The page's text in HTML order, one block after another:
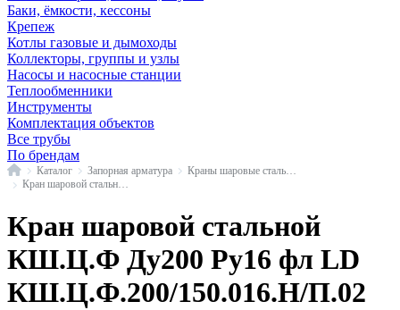
Баки, ёмкости, кессоны
Крепеж
Котлы газовые и дымоходы
Коллекторы, группы и узлы
Насосы и насосные станции
Теплообменники
Инструменты
Комплектация объектов
Все трубы
По брендам
ГлавнаяКаталог Запорная арматура
Кран шаровой стальной КШ.Ц.Ф фл LD
Кран шаровой стальной
КШ.Ц.Ф Ду200 Ру16 фл LD
КШ.Ц.Ф.200/150.016.Н/П.02